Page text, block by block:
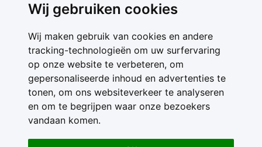
Wij gebruiken cookies
Wij maken gebruik van cookies en andere
tracking-technologieën om uw surfervaring
op onze website te verbeteren, om
gepersonaliseerde inhoud en advertenties te
tonen, om ons websiteverkeer te analyseren
en om te begrijpen waar onze bezoekers
vandaan komen.
Contact
Feedback
Nieuwsbrief
Adverteren
Gebruikersvoorwaarden